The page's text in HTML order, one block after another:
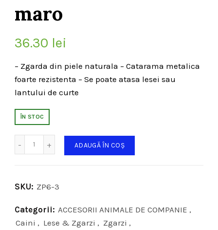
maro
36.30 lei
– Zgarda din piele naturala – Catarama metalica
foarte rezistenta – Se poate atasa lesei sau
lantului de curte
ÎN STOC
ADAUGĂ ÎN COȘ
SKU: ZP6-3
Categorii: ACCESORII ANIMALE DE COMPANIE ,
Caini , Lese & Zgarzi , Zgarzi ,